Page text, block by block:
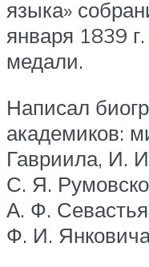
языка»
января 1839
медали.
Написал
академиков:
Гавриила, И.
С. Я.
А. Ф.
Ф. И.